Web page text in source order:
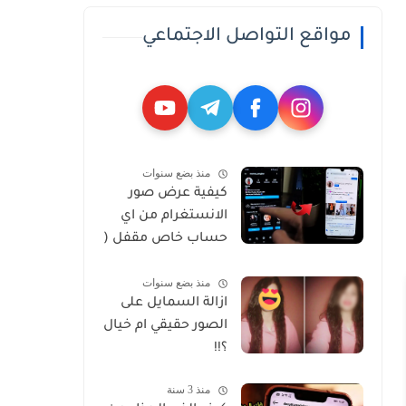
مواقع التواصل الاجتماعي
منذ بضع سنوات
كيفية عرض صور
الانستغرام من اي
حساب خاص مقفل (
منذ بضع سنوات
ازالة السمايل على
الصور حقيقي ام خيال
؟!!
منذ 3 سنة